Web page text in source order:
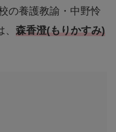
の養護教諭・中野怜
森香澄(もりかすみ)